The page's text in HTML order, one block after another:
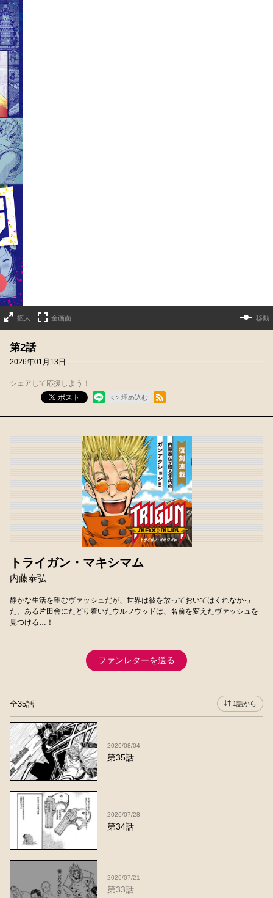
拡大 全画面 移動
第2話
2026年01月13日
シェアして応援しよう！
ポスト
埋め込む
RSSフィード
トライガン・マキシマム
内藤泰弘
静かな生活を望むヴァッシュだが、世界は彼を放っておいてはくれなかっ
た。ある片田舎にたどり着いたウルフウッドは、名前を変えたヴァッシュを
見つける…！
ファンレターを送る
全35話 1話から
2026/08/04
第35話
2026/07/28
第34話
2026/07/21
第33話